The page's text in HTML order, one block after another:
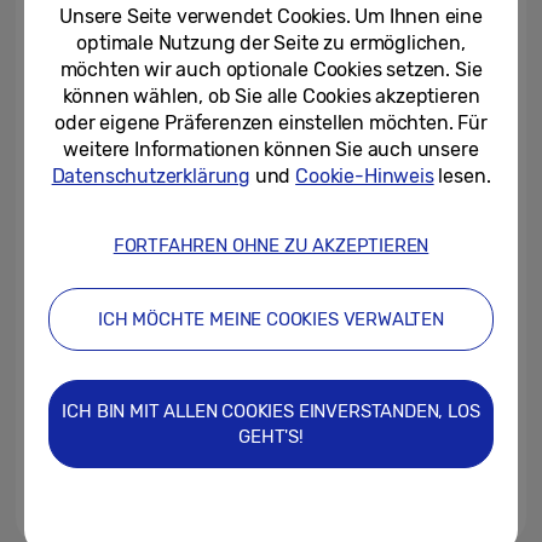
Jahrzehnt offener...
29/08/2024
Samsung Electronics erhält ISO
27001-Zertifizierung für seine
SmartThings-Plattform
[Editorial] Willkommen in der Ära
Samsung auf der CES 2024: Die
Vision von „AI for All”
Unsere Seite verwendet Cookies. Um Ihnen eine
optimale Nutzung der Seite zu ermöglichen,
möchten wir auch optionale Cookies setzen. Sie
können wählen, ob Sie alle Cookies akzeptieren
oder eigene Präferenzen einstellen möchten. Für
weitere Informationen können Sie auch unsere
Datenschutzerklärung und Cookie-Hinweislesen.
FORTFAHREN OHNE ZU AKZEPTIEREN
ICH MÖCHTE MEINE COOKIES VERWALTEN
ICH BIN MIT ALLEN COOKIES EINVERSTANDEN, LOS
GEHT'S!